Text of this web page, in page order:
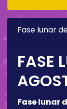
Fase lunar
FASE
Fase lunar